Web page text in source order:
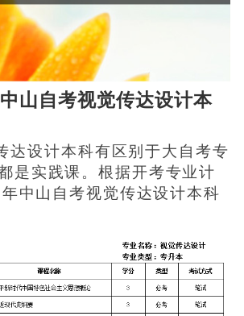
山自考视觉传达设计本
达设计本科有区别于大自考专
是实践课。根据开考专业计
中山自考视觉传达设计本科